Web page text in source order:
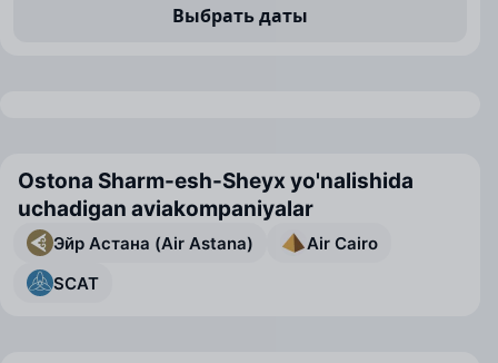
Выбрать даты
Ostona Sharm-esh-Sheyx yo'nalishida
uchadigan aviakompaniyalar
Эйр Астана (Air Astana)
Air Cairo
SCAT